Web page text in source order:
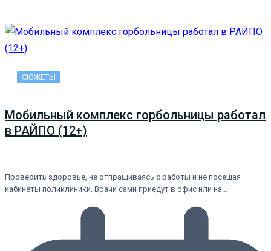
СЮЖЕТЫ
Мобильный комплекс горбольницы работал
в РАЙПО (12+)
Проверить здоровье, не отпрашиваясь с работы и не посещая
кабинеты поликлиники. Врачи сами приедут в офис или на…